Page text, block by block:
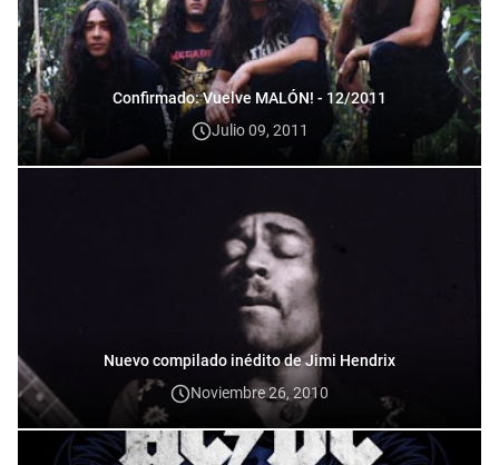
Confirmado: Vuelve MALÓN! - 12/2011
Julio 09, 2011
Nuevo compilado inédito de Jimi Hendrix
Noviembre 26, 2010